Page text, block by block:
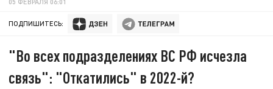
ПОДПИШИТЕСЬ:
"Во всех подразделениях ВС РФ исчезла
связь": "Откатились" в 2022-й?